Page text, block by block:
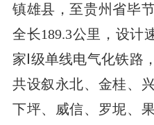
镇雄县，至贵州省毕
全长189.3公里，设计
家Ⅰ级单线电气化铁路
共设叙永北、金桂、
下坪、威信、罗坭、